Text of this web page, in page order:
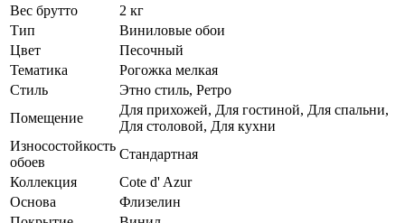
Вес брутто
2 кг
Тип
Виниловые обои
Цвет
Песочный
Тематика
Рогожка мелкая
Стиль
Этно стиль, Ретро
Помещение
Для прихожей, Для гостиной, Для спальни,
Для столовой, Для кухни
Износостойкость
обоев
Стандартная
Коллекция
Cote d' Azur
Основа
Флизелин